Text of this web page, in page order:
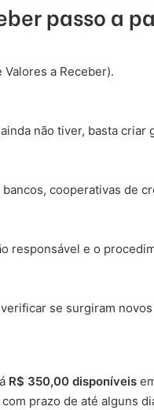
passo a
a Receber).
não tiver, basta
cooperativas de
responsável e o
se surgiram
R$ 350,00 disponíveis
prazo de até alguns